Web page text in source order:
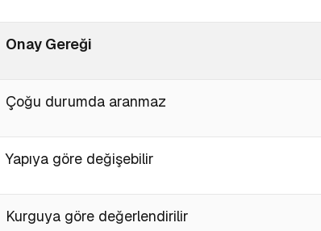
Onay Gereği
Çoğu durumda aranmaz
Yapıya göre değişebilir
Kurguya göre değerlendirilir